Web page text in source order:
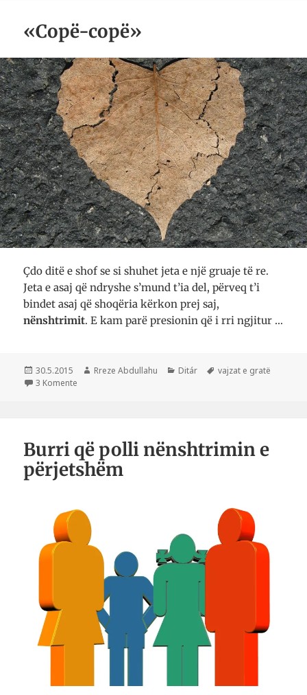
«Copë-copë»
Çdo ditë e shof se si shuhet jeta e një gruaje të re.
Jeta e asaj që ndryshe s’mund t’ia del, përveq t’i
bindet asaj që shoqëria kërkon prej saj,
nënshtrimit. E kam parë presionin që i rri ngjitur …
Postuar
më
30.5.2015 Autor
Rreze Abdullahu Kategori
Ditár Etiketa
vajzat e gratë
3 Komente
Burri që polli nënshtrimin e
përjetshëm